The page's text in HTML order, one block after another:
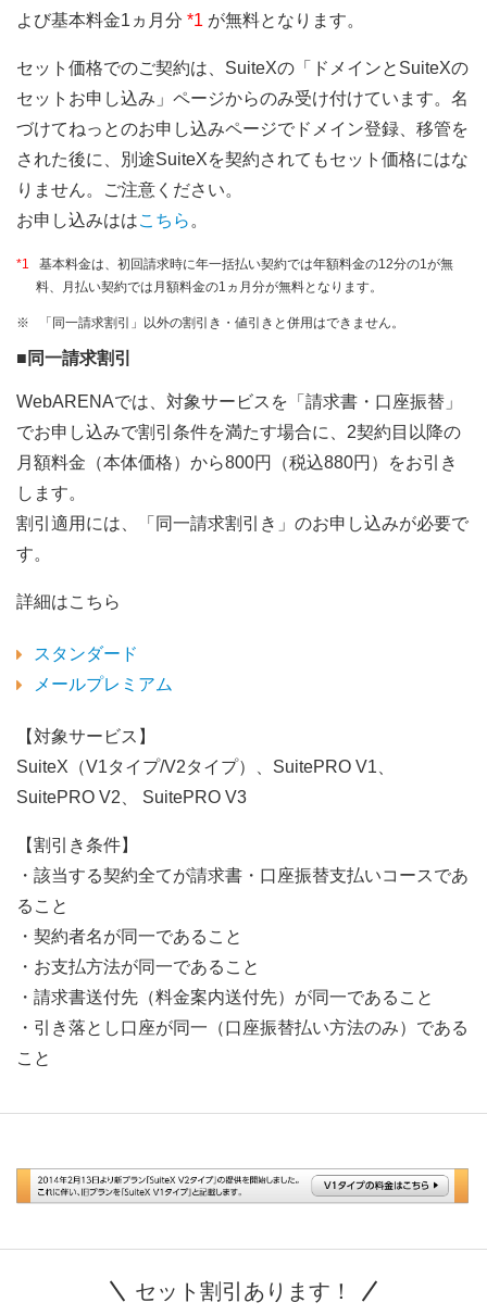
よび基本料金1ヵ月分 *1 が無料となります。
セット価格でのご契約は、SuiteXの「ドメインとSuiteXの
セットお申し込み」ページからのみ受け付けています。名
づけてねっとのお申し込みページでドメイン登録、移管を
された後に、別途SuiteXを契約されてもセット価格にはな
りません。ご注意ください。
お申し込みははこちら 。
*1
基本料金は、初回請求時に年一括払い契約では年額料金の12分の1が無
料、月払い契約では月額料金の1ヵ月分が無料となります。
※ 「同一請求割引」以外の割引き・値引きと併用はできません。
■同一請求割引
WebARENAでは、対象サービスを「請求書・口座振替」
でお申し込みで割引条件を満たす場合に、2契約目以降の
月額料金（本体価格）から800円（税込880円）をお引き
します。
割引適用には、「同一請求割引き」のお申し込みが必要で
す。
詳細はこちら
スタンダード
メールプレミアム
【対象サービス】
SuiteX（V1タイプ/V2タイプ）、SuitePRO V1、
SuitePRO V2、 SuitePRO V3
【割引き条件】
・該当する契約全てが請求書・口座振替支払いコースであ
ること
・契約者名が同一であること
・お支払方法が同一であること
・請求書送付先（料金案内送付先）が同一であること
・引き落とし口座が同一（口座振替払い方法のみ）である
こと
セット割引あります！